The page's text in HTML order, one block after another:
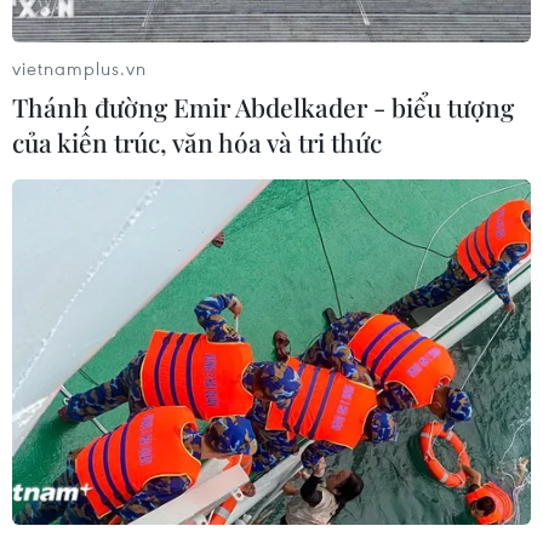
Bà Rịa-Vũng Tàu: Tuyên án đối tượng
dùng gậy cao su đánh chết bạn tù
13/11/2021 10:18
Lén lấy 1 gậy cao su của quản giáo giấu vào buồng
giam, Lê Hoàng Quang, trú tại xã Xà Bang, huyện Châu
Đức, tỉnh Bà Rịa-Vũng Tàu, đã dùng gậy đánh bạn tù
khiến người này tử vong.
vietnamplus.vn
Thánh đường Emir Abdelkader - biểu tượng
của kiến trúc, văn hóa và tri thức